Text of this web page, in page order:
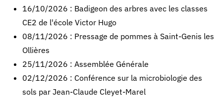
16/10/2026 : Badigeon des arbres avec les classes
CE2 de l'école Victor Hugo
08/11/2026 : Pressage de pommes à Saint-Genis les
Ollières
25/11/2026 : Assemblée Générale
02/12/2026 : Conférence sur la microbiologie des
sols par Jean-Claude Cleyet-Marel